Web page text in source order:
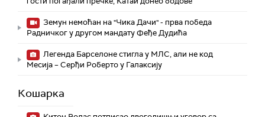
Земун немоћан на "Чика Дачи" - прва победа
Радничког у другом мандату Феђе Дудића
Легенда Барселоне стигла у МЛС, али не код
Месија – Серђи Роберто у Галаксију
Кошарка